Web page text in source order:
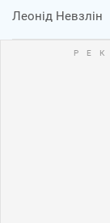
Леонід Невзлін